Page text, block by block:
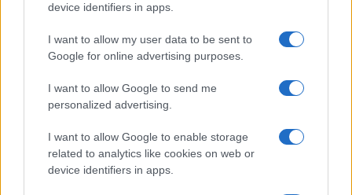
device identifiers in apps.
I want to allow my user data to be sent to
Google for online advertising purposes.
I want to allow Google to send me
personalized advertising.
I want to allow Google to enable storage
related to analytics like cookies on web or
device identifiers in apps.